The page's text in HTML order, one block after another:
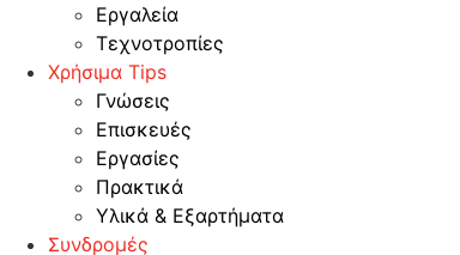
Εργαλεία
Τεχνοτροπίες
Χρήσιμα Tips
Γνώσεις
Επισκευές
Εργασίες
Πρακτικά
Υλικά & Εξαρτήματα
Συνδρομές